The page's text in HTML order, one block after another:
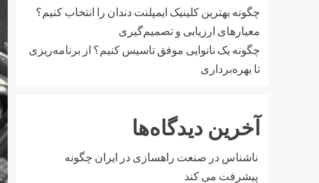
چگونه بهترین کلینیک ایمپلنت دندان را انتخاب کنیم؟
معیارهای ارزیابی و تصمیم‌گیری
چگونه یک نانوایی موفق تاسیس کنیم؟ از برنامه‌ریزی
تا بهره‌برداری
آخرین دیدگاه‌ها
ناشناس در صنعت راهسازی در ایران چگونه
پیشرفت می کند